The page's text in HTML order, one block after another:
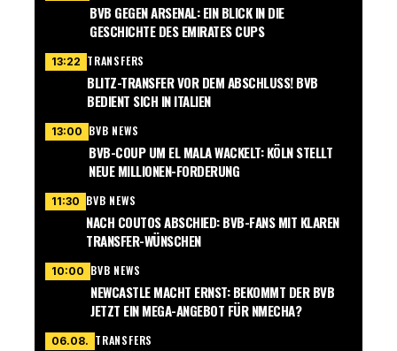
BVB GEGEN ARSENAL: EIN BLICK IN DIE
GESCHICHTE DES EMIRATES CUPS
13:22 TRANSFERS
BLITZ-TRANSFER VOR DEM ABSCHLUSS! BVB
BEDIENT SICH IN ITALIEN
13:00 BVB NEWS
BVB-COUP UM EL MALA WACKELT: KÖLN STELLT
NEUE MILLIONEN-FORDERUNG
11:30 BVB NEWS
NACH COUTOS ABSCHIED: BVB-FANS MIT KLAREN
TRANSFER-WÜNSCHEN
10:00 BVB NEWS
NEWCASTLE MACHT ERNST: BEKOMMT DER BVB
JETZT EIN MEGA-ANGEBOT FÜR NMECHA?
06.08. TRANSFERS